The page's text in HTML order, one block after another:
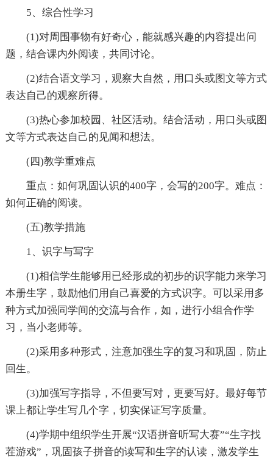
5、综合性学习
(1)对周围事物有好奇心，能就感兴趣的内容提出问
题，结合课内外阅读，共同讨论。
(2)结合语文学习，观察大自然，用口头或图文等方式
表达自己的观察所得。
(3)热心参加校园、社区活动。结合活动，用口头或图
文等方式表达自己的见闻和想法。
(四)教学重难点
重点：如何巩固认识的400字，会写的200字。难点：
如何正确的阅读。
(五)教学措施
1、识字与写字
(1)相信学生能够用已经形成的初步的识字能力来学习
本册生字，鼓励他们用自己喜爱的方式识字。可以采用多
种方式加强同学间的交流与合作，如，进行小组合作学
习，当小老师等。
(2)采用多种形式，注意加强生字的复习和巩固，防止
回生。
(3)加强写字指导，不但要写对，更要写好。最好每节
课上都让学生写几个字，切实保证写字质量。
(4)学期中组织学生开展“汉语拼音听写大赛”“生字找
茬游戏”，巩固孩子拼音的读写和生字的认读，激发学生